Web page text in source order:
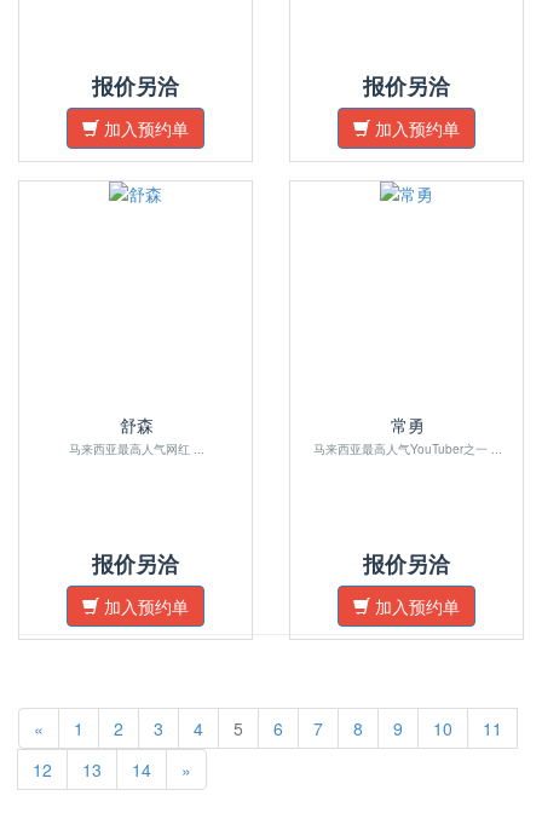
报价另洽
加入预约单
报价另洽
加入预约单
舒森
马来西亚最高人气网红 ...
报价另洽
加入预约单
常勇
马来西亚最高人气YouTuber之一 ...
报价另洽
加入预约单
« 1 2 3 4 5 6 7 8 9 10
11
12
13 14 »